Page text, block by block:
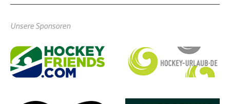
Unsere Sponsoren